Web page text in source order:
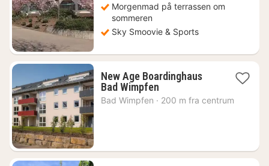
Morgenmad på terrassen om
sommeren
Sky Smoovie & Sports
New Age Boardinghaus
Bad Wimpfen1
nat
Bad Wimpfen · 200 m fra centrum